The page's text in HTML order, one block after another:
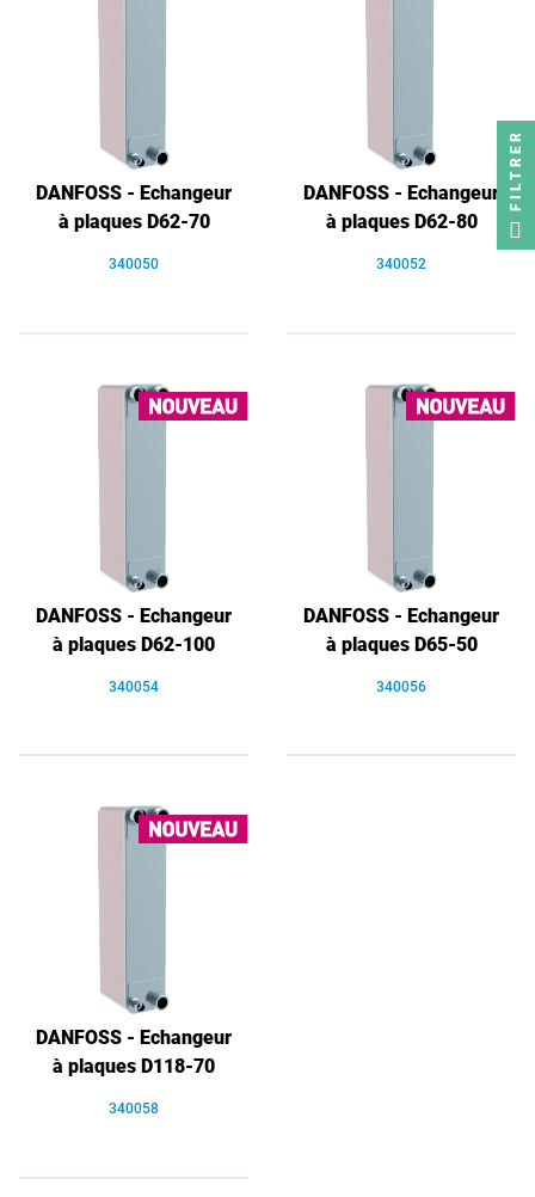
DANFOSS - Echangeur
à plaques D62-70
340050
DANFOSS - Echangeur
à plaques D62-80
340052
DANFOSS - Echangeur
à plaques D62-100
340054
DANFOSS - Echangeur
à plaques D65-50
340056
DANFOSS - Echangeur
à plaques D118-70
340058
FILTRER